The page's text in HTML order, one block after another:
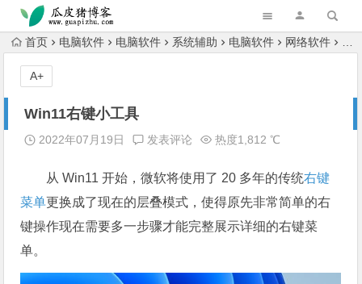
跳转到主内容
首页 电脑软件 电脑软件 系统辅助 电脑软件 网络软件
Win11右键小工具
2022年07月19日 发表评论 热度1,812 ℃
从 Win11 开始，微软将使用了 20 多年的传统右键
菜单更换成了现在的层叠模式，使得原先非常简单的右
键操作现在需要多一步骤才能完整展示详细的右键菜
单。
A+